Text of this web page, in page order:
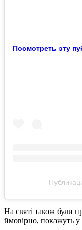
Посмотреть эту
На святі також були
ймовірно, покажуть у